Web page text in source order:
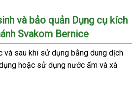
chất
lượng
và bảo quản Dụng cụ kích
Svakom Bernice
hàng
nhái
và sau khi sử dụng bằng dung dịch
khuyến
hoặc sử dụng nước ấm thanh
và xà